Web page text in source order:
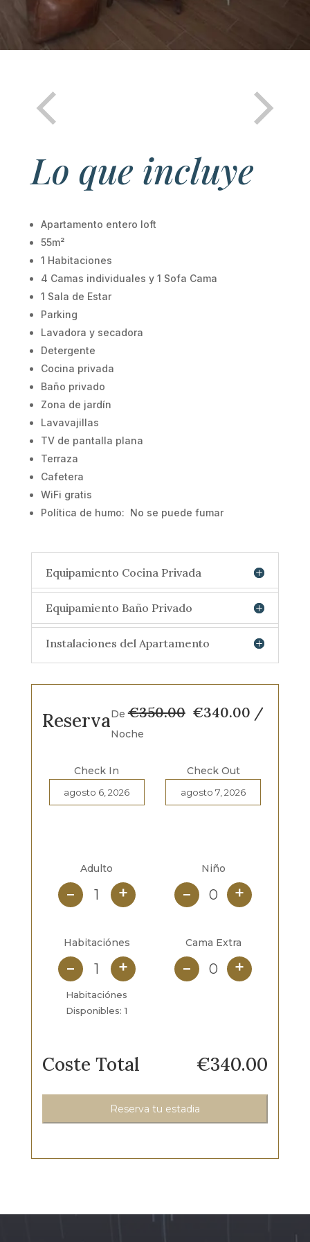
Lo que incluye
Apartamento entero loft
55m²
1 Habitaciones
4 Camas individuales y 1 Sofa Cama
1 Sala de Estar
Parking
Lavadora y secadora
Detergente
Cocina privada
Baño privado
Zona de jardín
Lavavajillas
TV de pantalla plana
Terraza
Cafetera
WiFi gratis
Política de humo: No se puede fumar
Equipamiento Cocina Privada
Equipamiento Baño Privado
Instalaciones del Apartamento
ReservaDe€350.00 Original
€340.00Current
price
/
Noche
Check In Check Out
Adulto
+
Niño
+
Habitaciónes
+
Habitaciónes
Disponibles:1
Cama Extra
+
Coste Total €340.00
Reserva tu estadia